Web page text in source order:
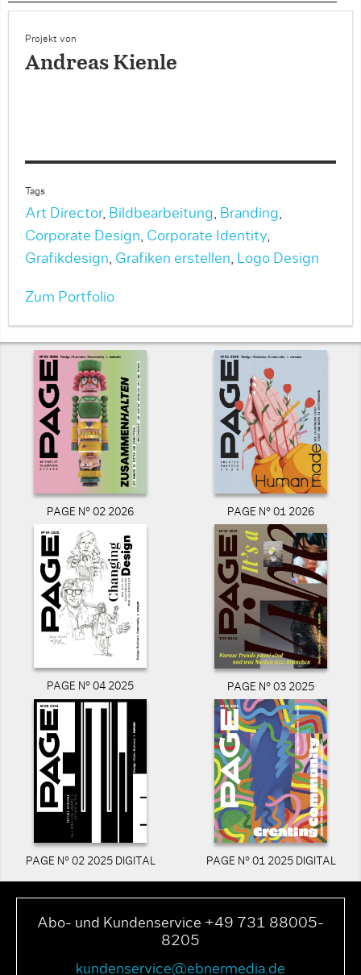
Projekt von
Andreas Kienle
Tags
Art Director, Bildbearbeitung, Branding,
Corporate Design, Corporate Identity,
Grafikdesign, Grafiken erstellen, Logo Design
Zum Portfolio
PAGE N° 02 2026 PAGE N° 01 2026
PAGE N° 04 2025 PAGE N° 03 2025
PAGE N° 02 2025 DIGITAL PAGE N° 01 2025 DIGITAL
Abo- und Kundenservice +49 731 88005-
8205
kundenservice@ebnermedia.de